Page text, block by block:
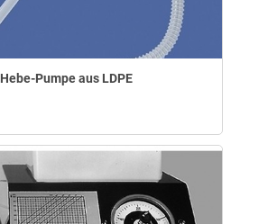
Hebe-Pumpe aus LDPE